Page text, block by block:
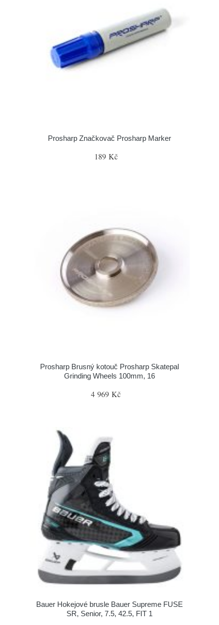
Prosharp Značkovač Prosharp Marker
189 Kč
Prosharp Brusný kotouč Prosharp Skatepal
Grinding Wheels 100mm, 16
4 969 Kč
Bauer Hokejové brusle Bauer Supreme FUSE
SR, Senior, 7.5, 42.5, FIT 1